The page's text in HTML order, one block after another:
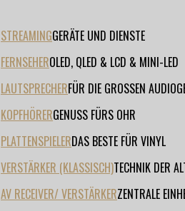
STREAMINGGERÄTE UND DIENSTE
FERNSEHEROLED, QLED & LCD & MINI-LED
LAUTSPRECHERFÜR DIE GROSSEN
KOPFHÖRERGENUSS FÜRS OHR
PLATTENSPIELERDAS BESTE FÜR VINYL
VERSTÄRKER (KLASSISCH)TECHNIK DER
AV RECEIVER/ VERSTÄRKERZENTRALE